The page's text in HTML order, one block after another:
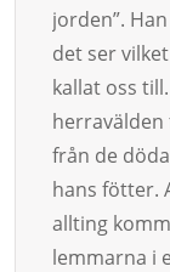
jorden”.
det ser
kallat oss
herravälden
från de
hans fötter.
allting
lemmarna i